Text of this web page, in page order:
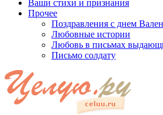
Ваши стихи и признания
Прочее
Поздравления с днем
Любовные истории
Любовь в письмах
Письмо солдату